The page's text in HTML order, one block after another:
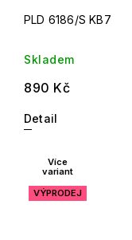
PLD 6186/S KB7
Skladem
890 Kč
Detail
Více
variant
VÝPRODEJ